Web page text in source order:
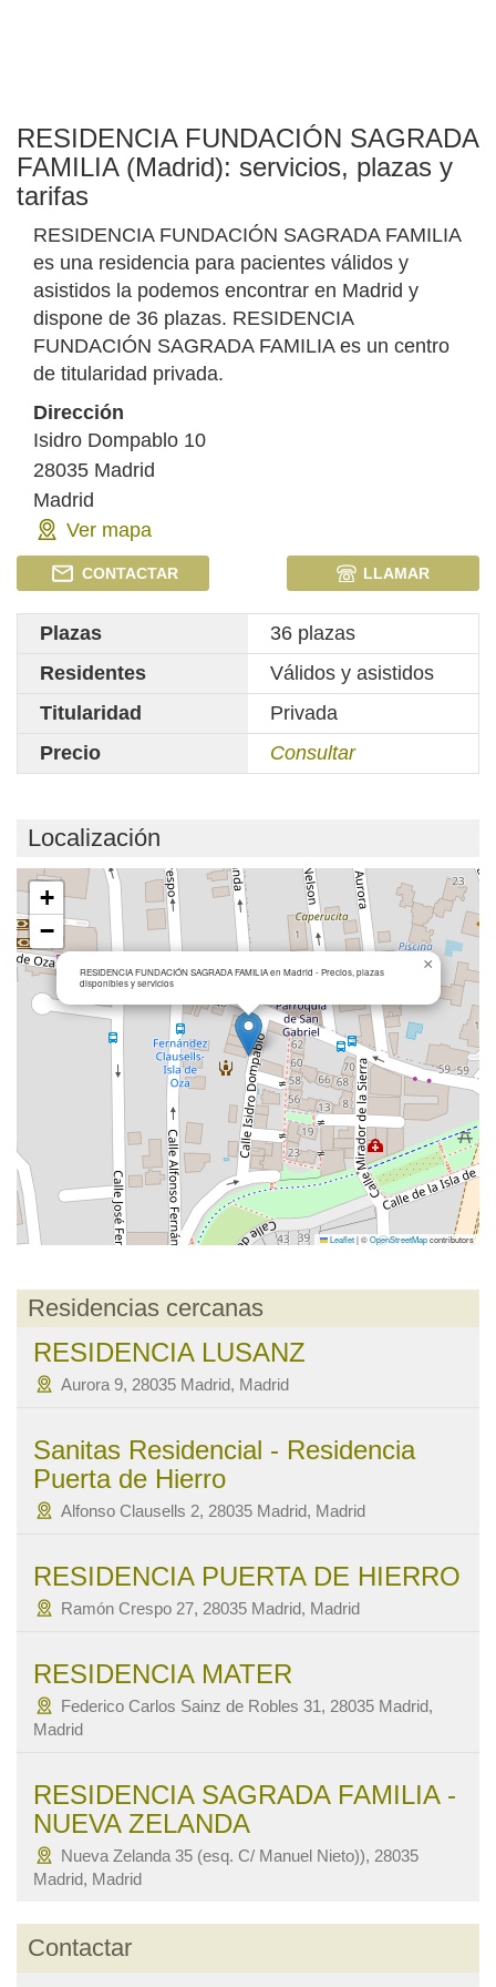
RESIDENCIA FUNDACIÓN SAGRADA
FAMILIA (Madrid): servicios, plazas y
tarifas
RESIDENCIA FUNDACIÓN SAGRADA FAMILIA
es una residencia para pacientes válidos y
asistidos la podemos encontrar en Madrid y
dispone de 36 plazas. RESIDENCIA
FUNDACIÓN SAGRADA FAMILIA es un centro
de titularidad privada.
Dirección
Isidro Dompablo 10
28035 Madrid
Madrid
Ver mapa
CONTACTAR LLAMAR
Plazas
36 plazas
Residentes
Válidos y asistidos
Titularidad
Privada
Precio
Consultar
Localización
Cargando mapa...
RESIDENCIA FUNDACIÓN SAGRADA FAMILIA en Madrid - Precios, plazas
disponibles y servicios
×
+
−
Leaflet|©OpenStreetMapcontributors
Residencias cercanas
RESIDENCIA LUSANZ
Aurora 9, 28035 Madrid, Madrid
Sanitas Residencial - Residencia
Puerta de Hierro
Alfonso Clausells 2, 28035 Madrid, Madrid
RESIDENCIA PUERTA DE HIERRO
Ramón Crespo 27, 28035 Madrid, Madrid
RESIDENCIA MATER
Federico Carlos Sainz de Robles 31, 28035 Madrid,
Madrid
RESIDENCIA SAGRADA FAMILIA -
NUEVA ZELANDA
Nueva Zelanda 35 (esq. C/ Manuel Nieto)), 28035
Madrid, Madrid
Contactar